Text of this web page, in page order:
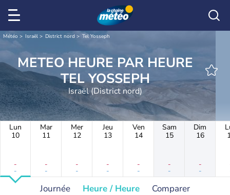
Météo Israël District nord Tel Yosseph
METEO HEURE PAR HEURE
TEL YOSSEPH
Israël (District nord)
Lun
10
-
-
Mar
11
-
-
Mer
12
-
-
Jeu
13
-
-
Ven
14
-
-
Sam
15
-
-
Dim
16
-
-
Journée Heure / Heure Comparer